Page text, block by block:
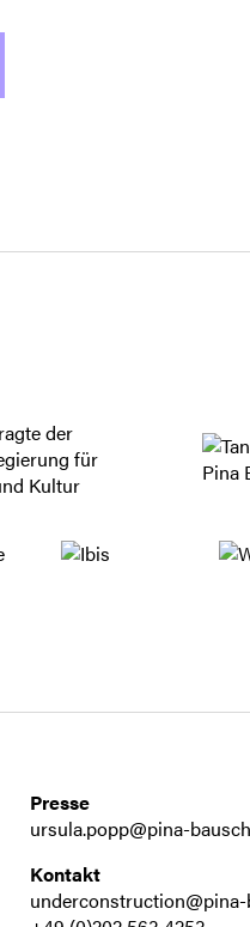
Presse
ursula.popp@pina-
Kontakt